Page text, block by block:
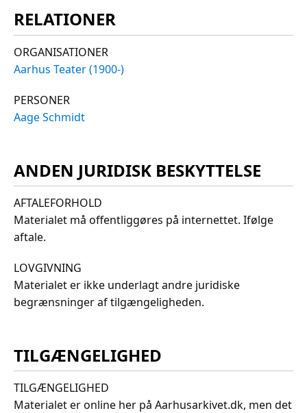
RELATIONER
ORGANISATIONER
Aarhus Teater (1900-)
PERSONER
Aage Schmidt
ANDEN JURIDISK BESKYTTELSE
AFTALEFORHOLD
Materialet må offentliggøres på internettet. Ifølge
aftale.
LOVGIVNING
Materialet er ikke underlagt andre juridiske
begrænsninger af tilgængeligheden.
TILGÆNGELIGHED
TILGÆNGELIGHED
Materialet er online her på Aarhusarkivet.dk, men det